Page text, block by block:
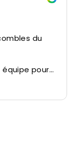
du
pour
nos
sur ce
dédié,